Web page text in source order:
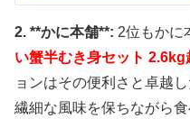
2. **かに本舗**: 2位もかに
い蟹半むき身セット 2.6kg
ョンはその便利さと卓越
繊細な風味を保ちながら